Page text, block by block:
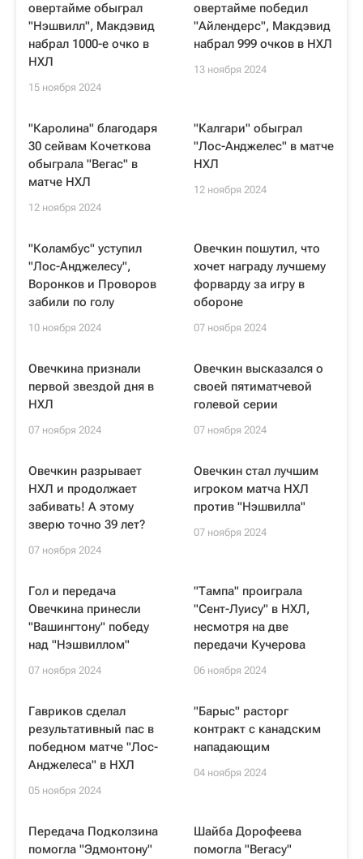
овертайме обыграл
"Нэшвилл", Макдэвид
набрал 1000-е очко в
НХЛ
15 ноября 2024
овертайме победил
"Айлендерс", Макдэвид
набрал 999 очков в НХЛ
13 ноября 2024
"Каролина" благодаря
30 сейвам Кочеткова
обыграла "Вегас" в
матче НХЛ
12 ноября 2024
"Калгари" обыграл
"Лос-Анджелес" в матче
НХЛ
12 ноября 2024
"Коламбус" уступил
"Лос-Анджелесу",
Воронков и Проворов
забили по голу
10 ноября 2024
Овечкин пошутил, что
хочет награду лучшему
форварду за игру в
обороне
07 ноября 2024
Овечкина признали
первой звездой дня в
НХЛ
07 ноября 2024
Овечкин высказался о
своей пятиматчевой
голевой серии
07 ноября 2024
Овечкин разрывает
НХЛ и продолжает
забивать! А этому
зверю точно 39 лет?
07 ноября 2024
Овечкин стал лучшим
игроком матча НХЛ
против "Нэшвилла"
07 ноября 2024
Гол и передача
Овечкина принесли
"Вашингтону" победу
над "Нэшвиллом"
07 ноября 2024
"Тампа" проиграла
"Сент-Луису" в НХЛ,
несмотря на две
передачи Кучерова
06 ноября 2024
Гавриков сделал
результативный пас в
победном матче "Лос-
Анджелеса" в НХЛ
05 ноября 2024
"Барыс" расторг
контракт с канадским
нападающим
04 ноября 2024
Передача Подколзина
помогла "Эдмонтону"
Шайба Дорофеева
помогла "Вегасу"